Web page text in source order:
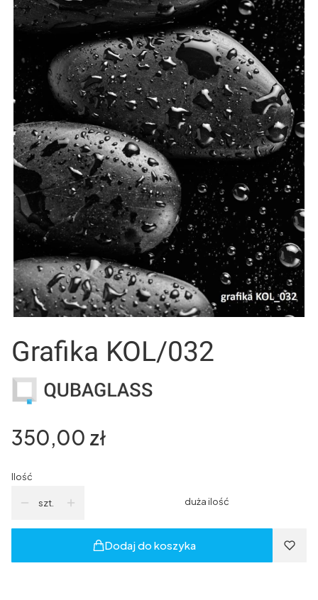
Grafika KOL/032
Cena
350,00 zł
Ilość
szt. duża ilość
Dodaj do koszyka